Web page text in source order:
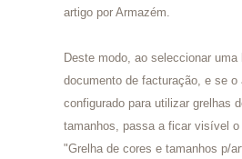
artigo por Armazém.
Deste modo, ao seleccionar uma
documento de facturação, e se o
configurado para utilizar grelhas
tamanhos, passa a ficar visível o
"Grelha de cores e tamanhos p/